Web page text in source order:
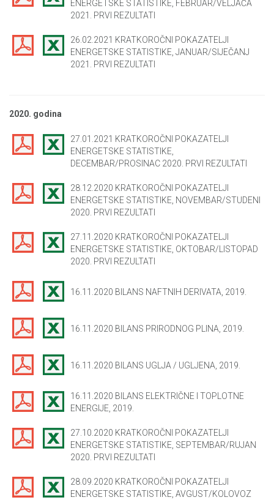
ENERGETSKE STATISTIKE, FEBRUAR/VELJAČA
2021. PRVI REZULTATI
26.02.2021 KRATKOROČNI POKAZATELJI
ENERGETSKE STATISTIKE, JANUAR/SIJEČANJ
2021. PRVI REZULTATI
2020. godina
27.01.2021 KRATKOROČNI POKAZATELJI
ENERGETSKE STATISTIKE,
DECEMBAR/PROSINAC 2020. PRVI REZULTATI
28.12.2020 KRATKOROČNI POKAZATELJI
ENERGETSKE STATISTIKE, NOVEMBAR/STUDENI
2020. PRVI REZULTATI
27.11.2020 KRATKOROČNI POKAZATELJI
ENERGETSKE STATISTIKE, OKTOBAR/LISTOPAD
2020. PRVI REZULTATI
16.11.2020 BILANS NAFTNIH DERIVATA, 2019.
16.11.2020 BILANS PRIRODNOG PLINA, 2019.
16.11.2020 BILANS UGLJA / UGLJENA, 2019.
16.11.2020 BILANS ELEKTRIČNE I TOPLOTNE
ENERGIJE, 2019.
27.10.2020 KRATKOROČNI POKAZATELJI
ENERGETSKE STATISTIKE, SEPTEMBAR/RUJAN
2020. PRVI REZULTATI
28.09.2020 KRATKOROČNI POKAZATELJI
ENERGETSKE STATISTIKE, AVGUST/KOLOVOZ